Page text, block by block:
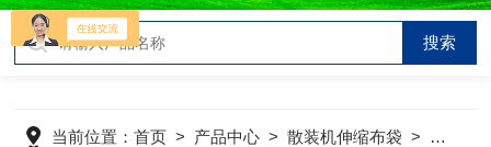
当前位置：首页 > 产品中心 >散装机伸缩布袋 > 干灰散